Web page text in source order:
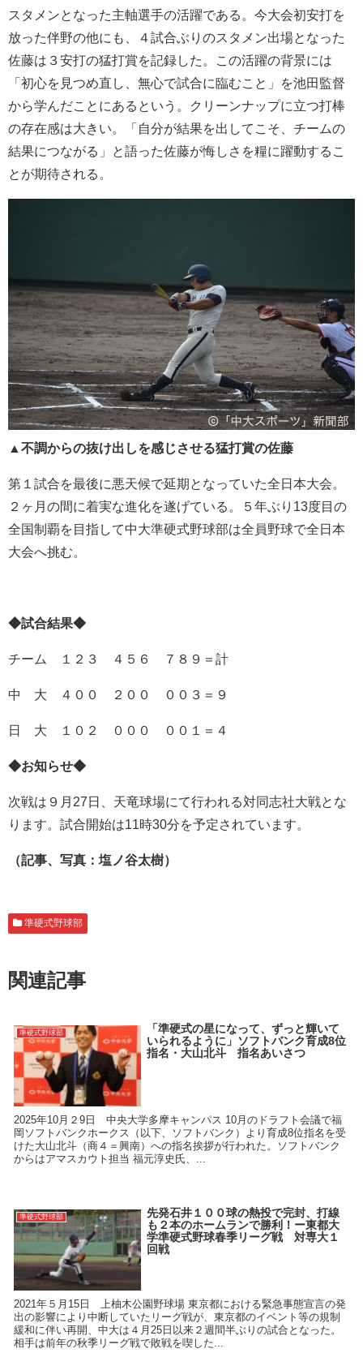
スタメンとなった主軸選手の活躍である。今大会初安打を
放った伴野の他にも、４試合ぶりのスタメン出場となった
佐藤は３安打の猛打賞を記録した。この活躍の背景には
「初心を見つめ直し、無心で試合に臨むこと」を池田監督
から学んだことにあるという。クリーンナップに立つ打棒
の存在感は大きい。「自分が結果を出してこそ、チームの
結果につながる」と語った佐藤が悔しさを糧に躍動するこ
とが期待される。
▲不調からの抜け出しを感じさせる猛打賞の佐藤
第１試合を最後に悪天候で延期となっていた全日本大会。
２ヶ月の間に着実な進化を遂げている。５年ぶり13度目の
全国制覇を目指して中大準硬式野球部は全員野球で全日本
大会へ挑む。
◆試合結果◆
チーム １２３ ４５６ ７８９＝計
中 大 ４００ ２００ ００３＝９
日 大 １０２ ０００ ００１＝４
◆お知らせ◆
次戦は９月27日、天竜球場にて行われる対同志社大戦とな
ります。試合開始は11時30分を予定されています。
（記事、写真：塩ノ谷太樹）
準硬式野球部
関連記事
準硬式野球部
「準硬式の星になって、ずっと輝いて
いられるように」ソフトバンク育成8位
指名・大山北斗 指名あいさつ
2025年10月２9日 中央大学多摩キャンパス 10月のドラフト会議で福
岡ソフトバンクホークス（以下、ソフトバンク）より育成8位指名を受
けた大山北斗（商４＝興南）への指名挨拶が行われた。ソフトバンク
からはアマスカウト担当 福元淳史氏、...
準硬式野球部
先発石井１００球の熱投で完封、打線
も２本のホームランで勝利！ー東都大
学準硬式野球春季リーグ戦 対専大１
回戦
2021年５月15日 上柚木公園野球場 東京都における緊急事態宣言の発
出の影響により中断していたリーグ戦が、東京都のイベント等の規制
緩和に伴い再開、中大は４月25日以来２週間半ぶりの試合となった。
相手は前年の秋季リーグ戦で敗戦を喫した...